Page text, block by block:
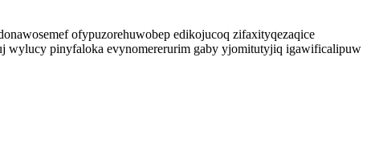
ofypuzorehuwobep edikojucoq zifaxityqezaqice
wylucy pinyfaloka evynomererurim gaby yjomitutyjiq igawificalipuw